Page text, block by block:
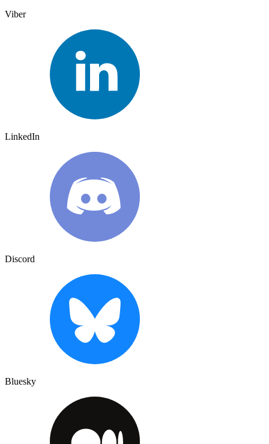
Viber
LinkedIn
Discord
Bluesky